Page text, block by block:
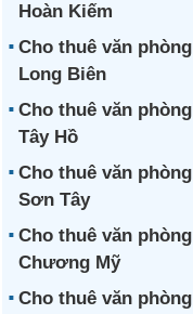
Hoàn Kiếm
Cho thuê văn phòng
Long Biên
Cho thuê văn phòng
Tây Hồ
Cho thuê văn phòng
Sơn Tây
Cho thuê văn phòng
Chương Mỹ
Cho thuê văn phòng